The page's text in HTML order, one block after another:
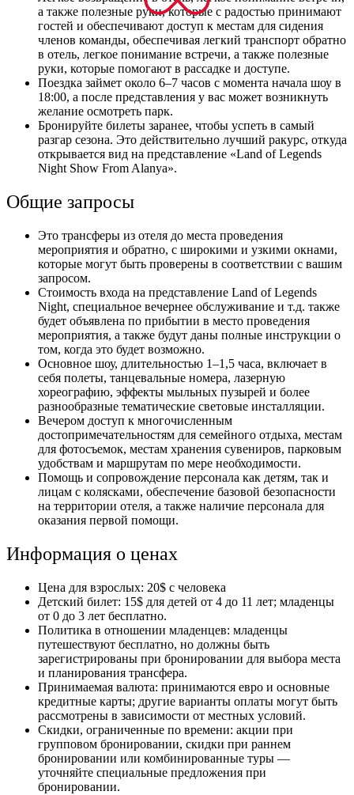
а также полезные руки, которые с радостью принимают
гостей и обеспечивают доступ к местам для сидения
членов команды, обеспечивая легкий транспорт обратно
в отель, легкое понимание встречи, а также полезные
руки, которые помогают в рассадке и доступе.
Поездка займет около 6–7 часов с момента начала шоу в
18:00, а после представления у вас может возникнуть
желание осмотреть парк.
Бронируйте билеты заранее, чтобы успеть в самый
разгар сезона. Это действительно лучший ракурс, откуда
открывается вид на представление «Land of Legends
Night Show From Alanya».
Общие запросы
Это трансферы из отеля до места проведения
мероприятия и обратно, с широкими и узкими окнами,
которые могут быть проверены в соответствии с вашим
запросом.
Стоимость входа на представление Land of Legends
Night, специальное вечернее обслуживание и т.д. также
будет объявлена ​​по прибытии в место проведения
мероприятия, а также будут даны полные инструкции о
том, когда это будет возможно.
Основное шоу, длительностью 1–1,5 часа, включает в
себя полеты, танцевальные номера, лазерную
хореографию, эффекты мыльных пузырей и более
разнообразные тематические световые инсталляции.
Вечером доступ к многочисленным
достопримечательностям для семейного отдыха, местам
для фотосъемок, местам хранения сувениров, парковым
удобствам и маршрутам по мере необходимости.
Помощь и сопровождение персонала как детям, так и
лицам с колясками, обеспечение базовой безопасности
на территории отеля, а также наличие персонала для
оказания первой помощи.
Информация о ценах
Цена для взрослых: 20$ с человека
Детский билет: 15$ для детей от 4 до 11 лет; младенцы
от 0 до 3 лет бесплатно.
Политика в отношении младенцев: младенцы
путешествуют бесплатно, но должны быть
зарегистрированы при бронировании для выбора места
и планирования трансфера.
Принимаемая валюта: принимаются евро и основные
кредитные карты; другие варианты оплаты могут быть
рассмотрены в зависимости от местных условий.
Скидки, ограниченные по времени: акции при
групповом бронировании, скидки при раннем
бронировании или комбинированные туры —
уточняйте специальные предложения при
бронировании.